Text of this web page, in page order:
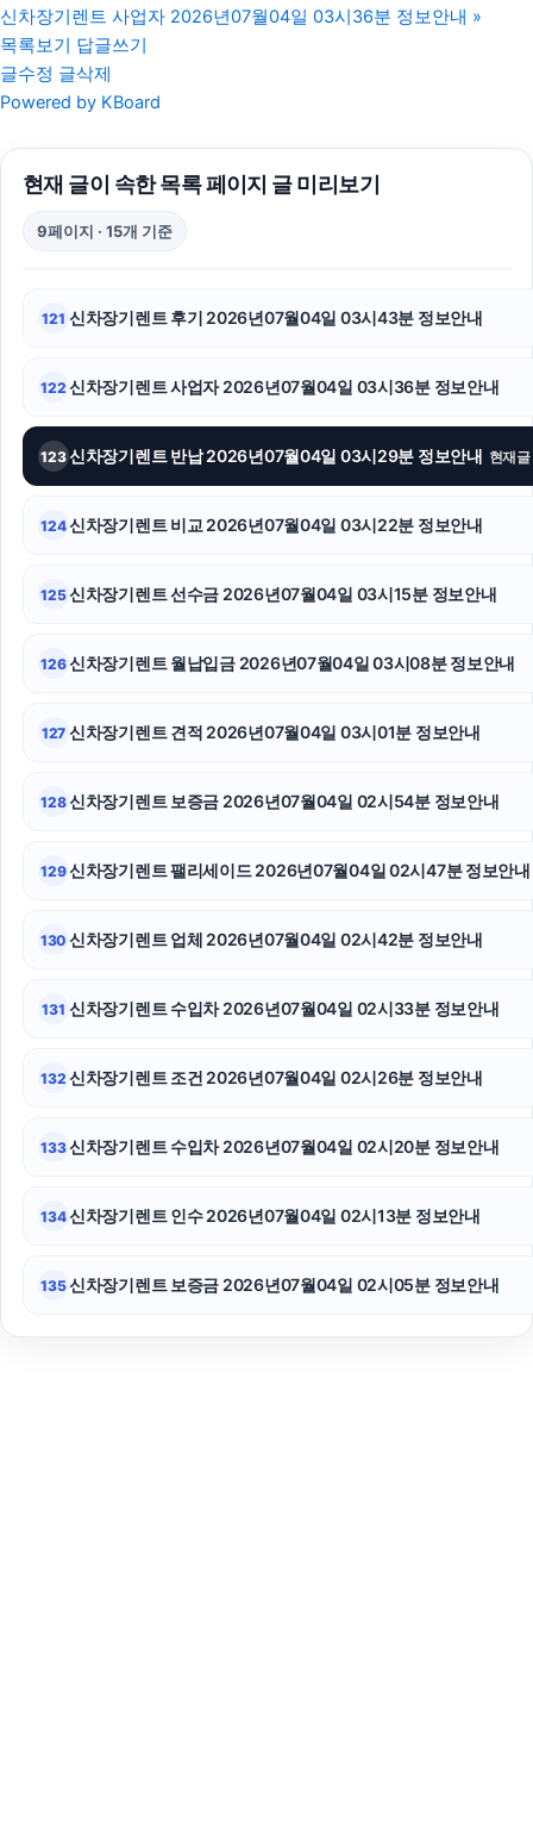
이혼변호사
구로구하수구막힘
서대문하수구막힘
인스타그램 좋아요 구매
상간녀위자료
대구이혼전문변호사
신용카드현금화
용인학교폭력변호사
신차장기렌트 사업자 2026년07월04일 03시36분 정보안내 »
목록보기 답글쓰기
글수정 글삭제
Powered by KBoard
현재 글이 속한 목록 페이지 글 미리보기
9페이지 · 15개 기준
121 신차장기렌트 후기 2026년07월04일 03시43분 정보안내
122 신차장기렌트 사업자 2026년07월04일 03시36분 정보안내
123신차장기렌트 반납 2026년07월04일 03시29분 정보안내 현재글
124신차장기렌트 비교 2026년07월04일 03시22분 정보안내
125신차장기렌트 선수금 2026년07월04일 03시15분 정보안내
126신차장기렌트 월납입금 2026년07월04일 03시08분 정보안내
127 신차장기렌트 견적 2026년07월04일 03시01분 정보안내
128신차장기렌트 보증금 2026년07월04일 02시54분 정보안내
129신차장기렌트 팰리세이드 2026년07월04일 02시47분 정보안내
130 신차장기렌트 업체 2026년07월04일 02시42분 정보안내
131 신차장기렌트 수입차 2026년07월04일 02시33분 정보안내
132 신차장기렌트 조건 2026년07월04일 02시26분 정보안내
133신차장기렌트 수입차 2026년07월04일 02시20분 정보안내
134신차장기렌트 인수 2026년07월04일 02시13분 정보안내
135신차장기렌트 보증금 2026년07월04일 02시05분 정보안내